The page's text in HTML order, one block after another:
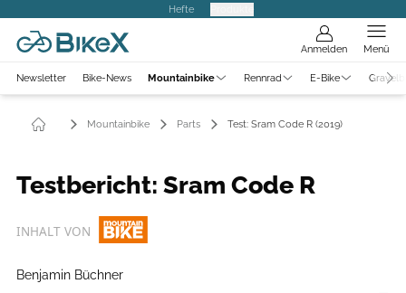
Hefte
Anmelden Menü
Newsletter Bike-News Mountainbike Rennrad E-Bike
Mountainbike Parts Test: Sram Code R (2019)
Testbericht: Sram Code R
INHALT VON
Benjamin Büchner